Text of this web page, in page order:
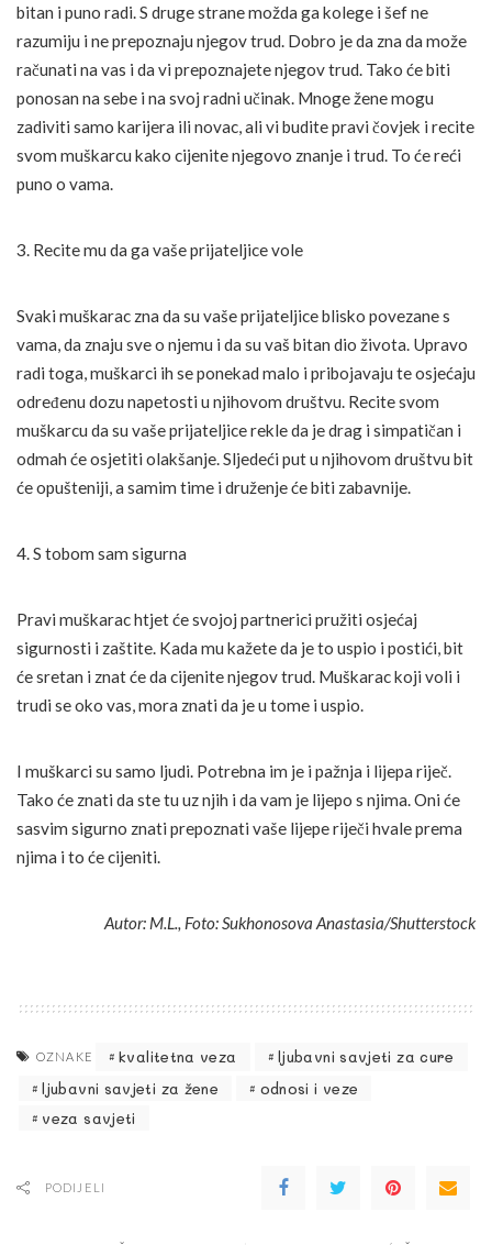
bitan i puno radi. S druge strane možda ga kolege i šef ne
razumiju i ne prepoznaju njegov trud. Dobro je da zna da može
računati na vas i da vi prepoznajete njegov trud. Tako će biti
ponosan na sebe i na svoj radni učinak. Mnoge žene mogu
zadiviti samo karijera ili novac, ali vi budite pravi čovjek i recite
svom muškarcu kako cijenite njegovo znanje i trud. To će reći
puno o vama.
3. Recite mu da ga vaše prijateljice vole
Svaki muškarac zna da su vaše prijateljice blisko povezane s
vama, da znaju sve o njemu i da su vaš bitan dio života. Upravo
radi toga, muškarci ih se ponekad malo i pribojavaju te osjećaju
određenu dozu napetosti u njihovom društvu. Recite svom
muškarcu da su vaše prijateljice rekle da je drag i simpatičan i
odmah će osjetiti olakšanje. Sljedeći put u njihovom društvu bit
će opušteniji, a samim time i druženje će biti zabavnije.
4. S tobom sam sigurna
Pravi muškarac htjet će svojoj partnerici pružiti osjećaj
sigurnosti i zaštite. Kada mu kažete da je to uspio i postići, bit
će sretan i znat će da cijenite njegov trud. Muškarac koji voli i
trudi se oko vas, mora znati da je u tome i uspio.
I muškarci su samo ljudi. Potrebna im je i pažnja i lijepa riječ.
Tako će znati da ste tu uz njih i da vam je lijepo s njima. Oni će
sasvim sigurno znati prepoznati vaše lijepe riječi hvale prema
njima i to će cijeniti.
Autor: M.L., Foto: Sukhonosova Anastasia/Shutterstock
OZNAKE kvalitetna veza
ljubavni savjeti za cure
ljubavni savjeti za žene
odnosi i veze
veza savjeti
PODIJELI